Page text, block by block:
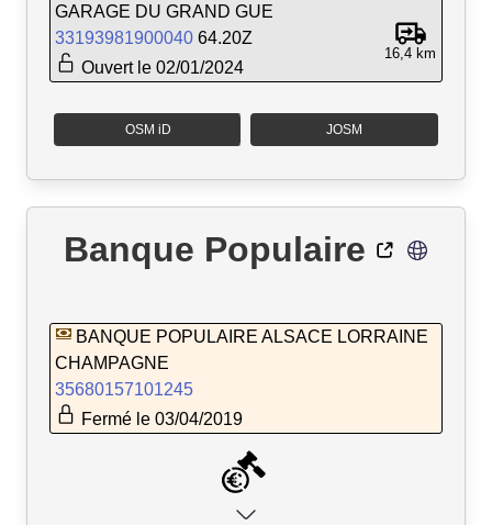
GARAGE DU GRAND GUE
33193981900040 64.20Z
Ouvert le 02/01/2024
16,4 km
OSM iD JOSM
Banque Populaire
BANQUE POPULAIRE ALSACE LORRAINE
CHAMPAGNE
35680157101245
Fermé le 03/04/2019